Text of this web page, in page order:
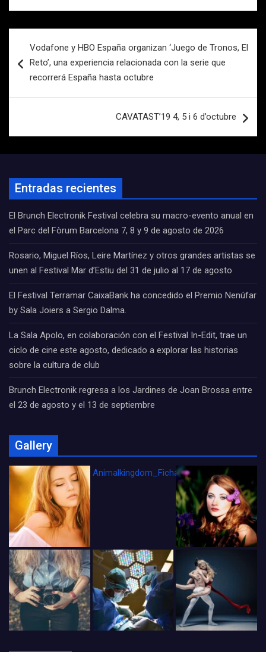
de
entradas
Vodafone y HBO España organizan ‘Juego de Tronos, El
Reto’, una experiencia relacionada con la serie que
recorrerá España hasta octubre
CAVATAST’19 4, 5 i 6 d’octubre
Entradas recientes
El Brunch Electronik Festival celebra su macro-evento anual en
el Parc del Fòrum Barcelona 7, 8 y 9 de agosto de 2026
Rosario, Miguel Ríos, Leire Martínez y otros grandes artistas se
unen al Festival Mar d’Estiu del 31 de julio al 17 de agosto
El Festival Terramar CaixaBank ha concedido el Premio Nenúfar
by Sala Joiers a Sergio Dalma.
La Sala Apolo, en colaboración con el Festival In-Edit, trae un
ciclo de cine este agosto, dedicado a explorar las historias
sobre la cultura de club
Brunch Electronik regresa a los Jardines de Joan Brossa entre
el 23 de agosto y el 13 de septiembre
Gallery
Animalkingdom_FichaCine